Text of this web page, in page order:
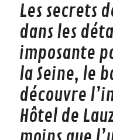
Les secrets
dans les
imposante
la Seine, le
découvre
Hôtel de